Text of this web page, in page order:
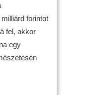
forintot
fel, akkor
egy